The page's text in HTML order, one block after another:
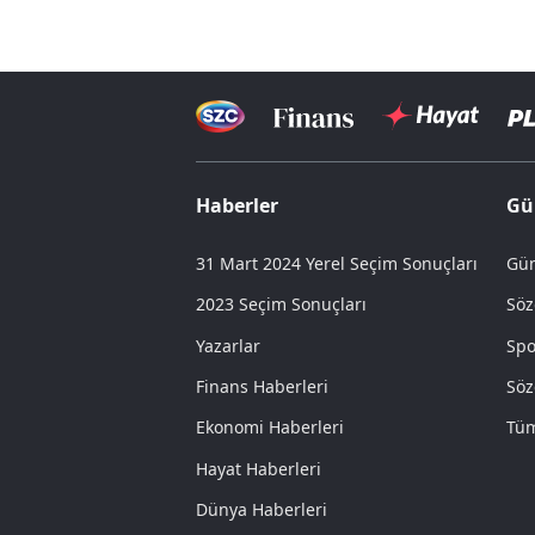
Haberler
31 Mart 2024 Yerel Seçim Sonuçları
2023 Seçim Sonuçları
Yazarlar
Finans Haberleri
Ekonomi Haberleri
Hayat Haberleri
Dünya Haberleri